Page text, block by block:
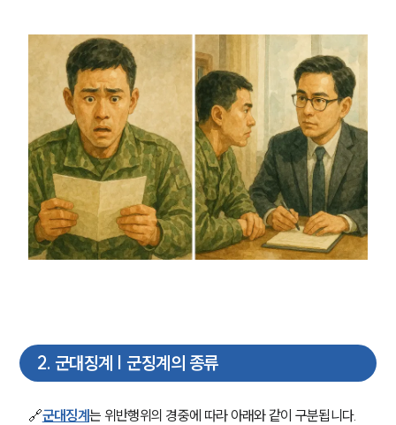
2. 군대징계 | 군징계의 종류
🔗군대징계는 위반행위의 경중에 따라 아래와 같이 구분됩니다.